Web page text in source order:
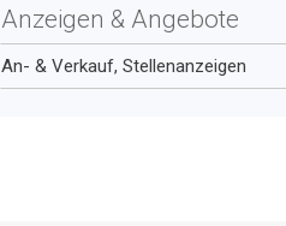
Anzeigen & Angebote
An- & Verkauf, Stellenanzeigen